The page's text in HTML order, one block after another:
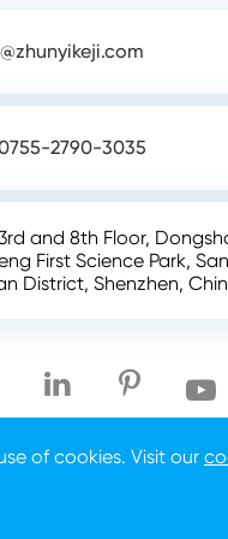
2790-3035
and 8th Floor,
First Science Park,
District, Shenzhen,
of cookies. Visit our